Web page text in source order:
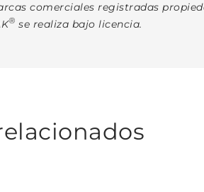
comerciales registradas
® se realiza bajo licencia.